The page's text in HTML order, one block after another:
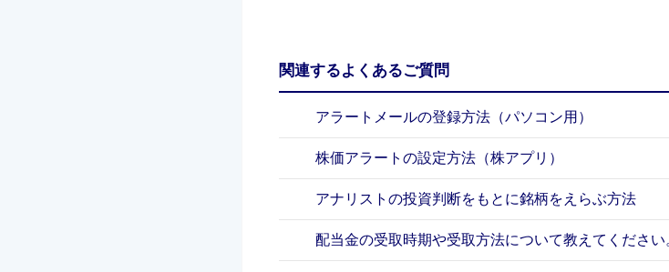
関連するよくあるご質問
アラートメールの登録方法（パソコン用）
株価アラートの設定方法（株アプリ）
アナリストの投資判断をもとに銘柄をえらぶ方法
配当金の受取時期や受取方法について教えてください